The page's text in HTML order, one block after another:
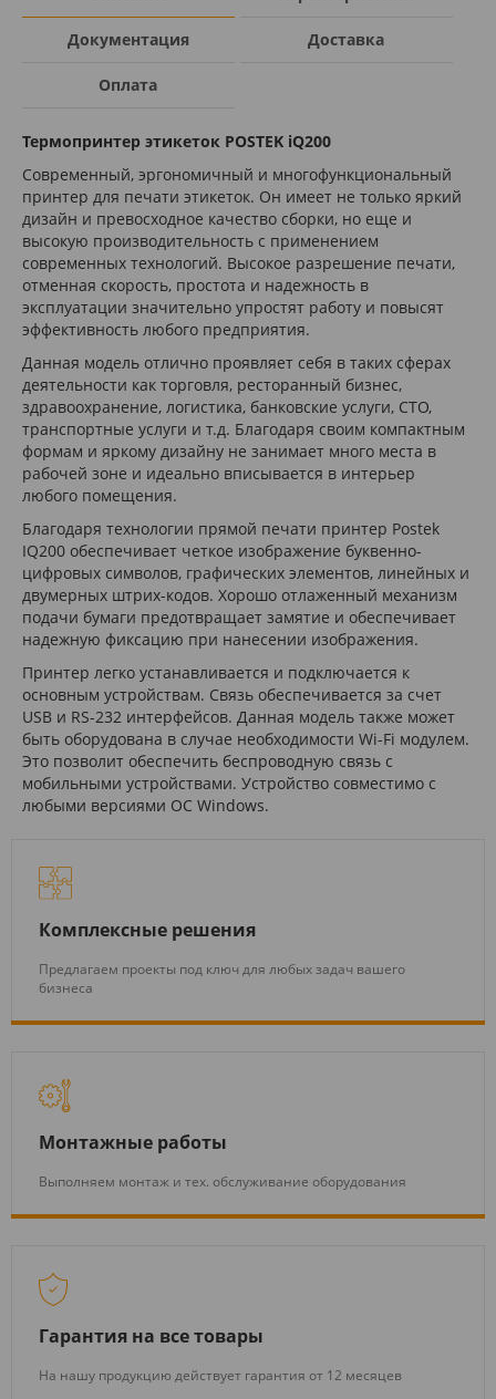
Документация Доставка
Оплата
Термопринтер этикеток POSTEK iQ200
Современный, эргономичный и многофункциональный
принтер для печати этикеток. Он имеет не только яркий
дизайн и превосходное качество сборки, но еще и
высокую производительность с применением
современных технологий. Высокое разрешение печати,
отменная скорость, простота и надежность в
эксплуатации значительно упростят работу и повысят
эффективность любого предприятия.
Данная модель отлично проявляет себя в таких сферах
деятельности как торговля, ресторанный бизнес,
здравоохранение, логистика, банковские услуги, СТО,
транспортные услуги и т.д. Благодаря своим компактным
формам и яркому дизайну не занимает много места в
рабочей зоне и идеально вписывается в интерьер
любого помещения.
Благодаря технологии прямой печати принтер Postek
IQ200 обеспечивает четкое изображение буквенно-
цифровых символов, графических элементов, линейных и
двумерных штрих-кодов. Хорошо отлаженный механизм
подачи бумаги предотвращает замятие и обеспечивает
надежную фиксацию при нанесении изображения.
Принтер легко устанавливается и подключается к
основным устройствам. Связь обеспечивается за счет
USB и RS-232 интерфейсов. Данная модель также может
быть оборудована в случае необходимости Wi-Fi модулем.
Это позволит обеспечить беспроводную связь с
мобильными устройствами. Устройство совместимо с
любыми версиями ОС Windows.
Комплексные решения
Предлагаем проекты под ключ для любых задач вашего
бизнеса
Монтажные работы
Выполняем монтаж и тех. обслуживание оборудования
Гарантия на все товары
На нашу продукцию действует гарантия от 12 месяцев